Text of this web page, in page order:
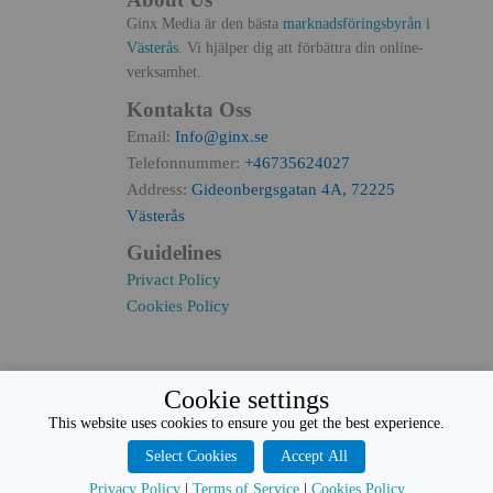
Cookie settings
This website uses cookies to ensure you get the best experience.
Select Cookies
Accept All
Privacy Policy| Terms of Service| Cookies Policy
Ginx Media är den bästa marknadsföringsbyrån i
Västerås. Vi hjälper dig att förbättra din online-
verksamhet.
Kontakta Oss
Email: Info@ginx.se
Telefonnummer: +46735624027
Address: Gideonbergsgatan 4A, 72225
Västerås
Guidelines
Privact Policy
Cookies Policy
Copywrites © Reserved byGeorge Iskef